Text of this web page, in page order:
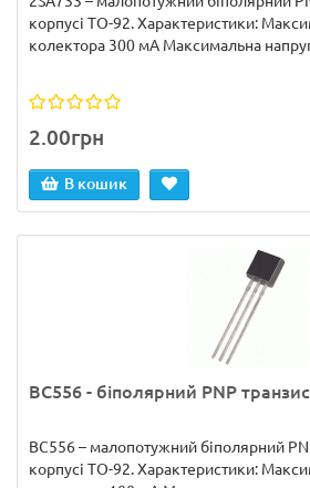
корпусі TO-92. Характеристики:
колектора 300 мА Максимальна
2.00грн
В кошик
BC556 - біполярний PNP
BC556 – малопотужний біполярний
корпусі TO-92. Характеристики: